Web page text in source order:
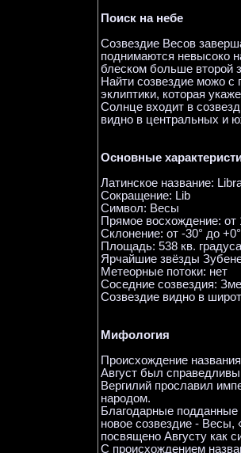
Поиск на небе
Созвездие Весов
поднимаются невысоко
блеском больше второй
Найти созвездие можо
эклиптики, которая
Солнце входит в
видно в центральных и
Основные
Латинское название:
Сокращение: Lib
Символ: Весы
Прямое восхождение: от
Склонение: от -30° до +0°
Площадь: 538 кв. градуса
Ярчайшие звёзды
Метеорные потоки: нет
Соседние созвездия:
Созвездие видно в
Мифология
Происхождение
Август был
Вергилий прославил
народом.
Благодарные
новое созвездие - Весы,
посвящено Августу как
С происхождением